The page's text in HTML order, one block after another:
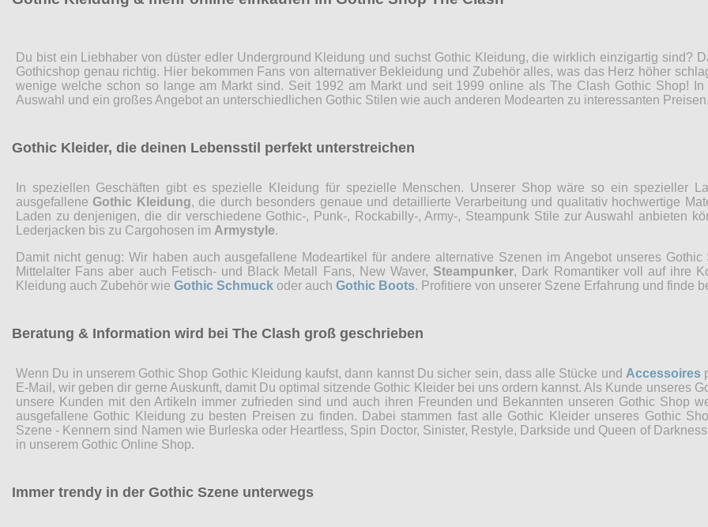
Du bist ein Liebhaber von düster edler Underground Kleidung und suchst Gothic Kleidung, die wirklich einzigartig sind?
Gothicshop genau richtig. Hier bekommen Fans von alternativer Bekleidung und Zubehör alles, was das Herz höher
wenige welche schon so lange am Markt sind. Seit 1992 am Markt und seit 1999 online als The Clash Gothic Shop!
Auswahl und ein großes Angebot an unterschiedlichen Gothic Stilen wie auch anderen Modearten zu interessanten
Gothic Kleider, die deinen Lebensstil perfekt unterstreichen
In speziellen Geschäften gibt es spezielle Kleidung für spezielle Menschen. Unserer Shop wäre so ein spezieller
ausgefallene Gothic Kleidung, die durch besonders genaue und detaillierte Verarbeitung und qualitativ hochwertige
Laden zu denjenigen, die dir verschiedene Gothic-, Punk-, Rockabilly-, Army-, Steampunk Stile zur Auswahl anbieten
Lederjacken bis zu Cargohosen im Armystyle.
Damit nicht genug: Wir haben auch ausgefallene Modeartikel für andere alternative Szenen im Angebot unseres
Mittelalter Fans aber auch Fetisch- und Black Metall Fans, New Waver, Steampunker, Dark Romantiker voll auf ihre
Kleidung auch Zubehör wie Gothic Schmuck oder auch Gothic Boots. Profitiere von unserer Szene Erfahrung und finde
Beratung & Information wird bei The Clash groß geschrieben
Wenn Du in unserem Gothic Shop Gothic Kleidung kaufst, dann kannst Du sicher sein, dass alle Stücke und Accessoires
E-Mail, wir geben dir gerne Auskunft, damit Du optimal sitzende Gothic Kleider bei uns ordern kannst. Als Kunde unseres
unsere Kunden mit den Artikeln immer zufrieden sind und auch ihren Freunden und Bekannten unseren Gothic Shop
ausgefallene Gothic Kleidung zu besten Preisen zu finden. Dabei stammen fast alle Gothic Kleider unseres Gothic
Szene - Kennern sind Namen wie Burleska oder Heartless, Spin Doctor, Sinister, Restyle, Darkside und Queen of
in unserem Gothic Online Shop.
Immer trendy in der Gothic Szene unterwegs